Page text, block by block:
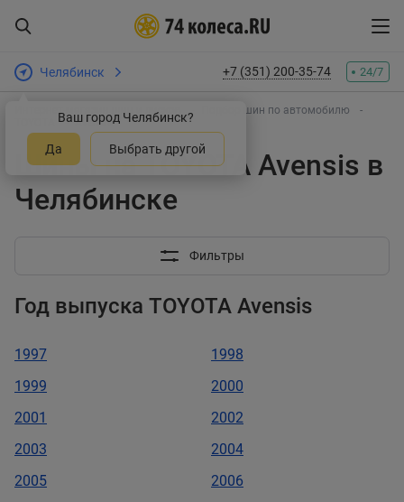
Челябинск
Ваш город Челябинск?
Да Выбрать другой
+7 (351) 200-35-74 24/7
Интернет-магазин шин и дисков
Подбор шин по автомобилю
Avensis
Шины на TOYOTA Avensis в
Челябинске
Фильтры
Год выпуска TOYOTA Avensis
1997
1998
1999
2000
2001
2002
2003
2004
2005
2006